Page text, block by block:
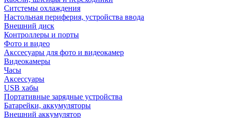
Ситстемы охлаждения
Настольная периферия, устройства ввода
Внешний диск
Контроллеры и порты
Фото и видео
Акссесуары для фото и видеокамер
Видеокамеры
Часы
Аксессуары
USB хабы
Портативные зарядные устройства
Батарейки, аккумуляторы
Внешний аккумулятор